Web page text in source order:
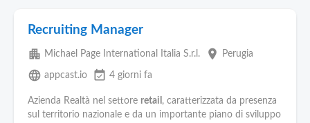
Recruiting Manager
apartment Michael Page International Italia S.r.l. place Perugia
language appcast.io event_available 4 giorni fa
Azienda Realtà nel settore retail , caratterizzata da presenza
sul territorio nazionale e da un importante piano di sviluppo